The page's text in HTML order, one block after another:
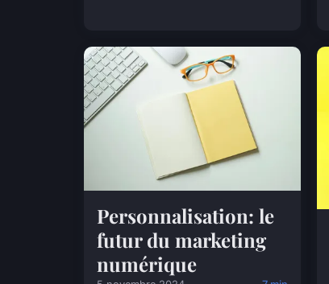
Personnalisation: le
futur du marketing
numérique